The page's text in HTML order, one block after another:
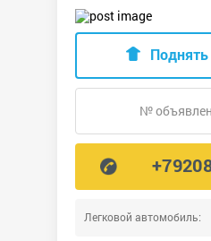
Легковой автомобиль:
Поднять
№